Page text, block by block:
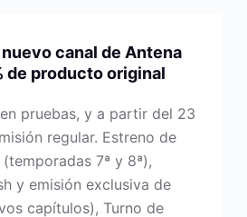
canal de Antena
de producto original
pruebas, y a partir del 23
regular. Estreno de
7ª y 8ª),
y emisión exclusiva de
capítulos), Turno de